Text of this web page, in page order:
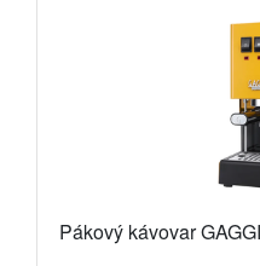
Pákový kávovar